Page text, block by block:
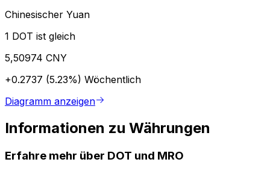
Chinesischer Yuan
1 DOT ist gleich
5,50974 CNY
+0.2737 (5.23%) Wöchentlich
Diagramm anzeigen
Informationen zu Währungen
Erfahre mehr über DOT und MRO